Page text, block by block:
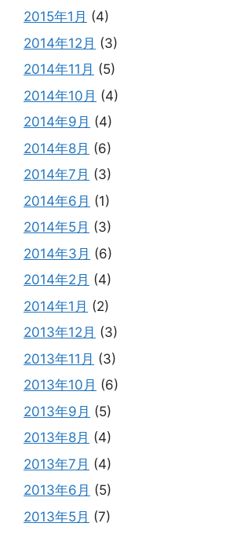
2015年1月 (4)
2014年12月 (3)
2014年11月 (5)
2014年10月 (4)
2014年9月 (4)
2014年8月 (6)
2014年7月 (3)
2014年6月 (1)
2014年5月 (3)
2014年3月 (6)
2014年2月 (4)
2014年1月 (2)
2013年12月 (3)
2013年11月 (3)
2013年10月 (6)
2013年9月 (5)
2013年8月 (4)
2013年7月 (4)
2013年6月 (5)
2013年5月 (7)